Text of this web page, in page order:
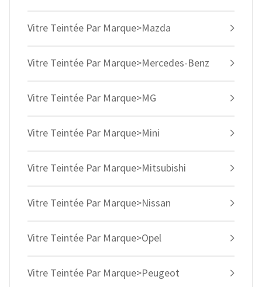
Vitre Teintée Par Marque>Mazda
Vitre Teintée Par Marque>Mercedes-Benz
Vitre Teintée Par Marque>MG
Vitre Teintée Par Marque>Mini
Vitre Teintée Par Marque>Mitsubishi
Vitre Teintée Par Marque>Nissan
Vitre Teintée Par Marque>Opel
Vitre Teintée Par Marque>Peugeot